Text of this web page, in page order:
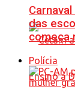
das
começa
Polícia